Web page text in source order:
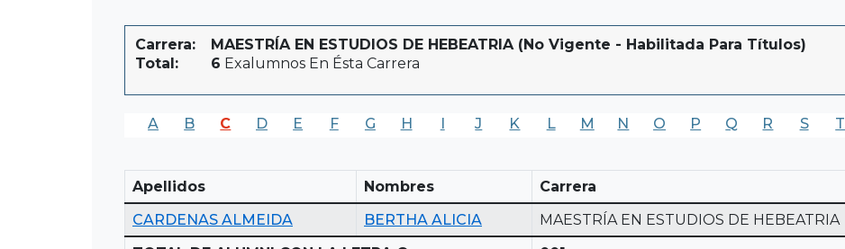
Carrera:
MAESTRÍA EN ESTUDIOS DE HEBEATRIA (No Vigente - Habilitada Para Títulos)
Total:
6 Exalumnos En Ésta Carrera
A B C D E F G H I J K L M N O P Q R S T
Apellidos Nombres Carrera
CARDENAS ALMEIDA
BERTHA ALICIA MAESTRÍA EN ESTUDIOS DE HEBEATRIA